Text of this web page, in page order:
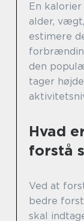
En
alder,
estimere
den
tager
Hvad
forstå
Ved at
bedre
skal